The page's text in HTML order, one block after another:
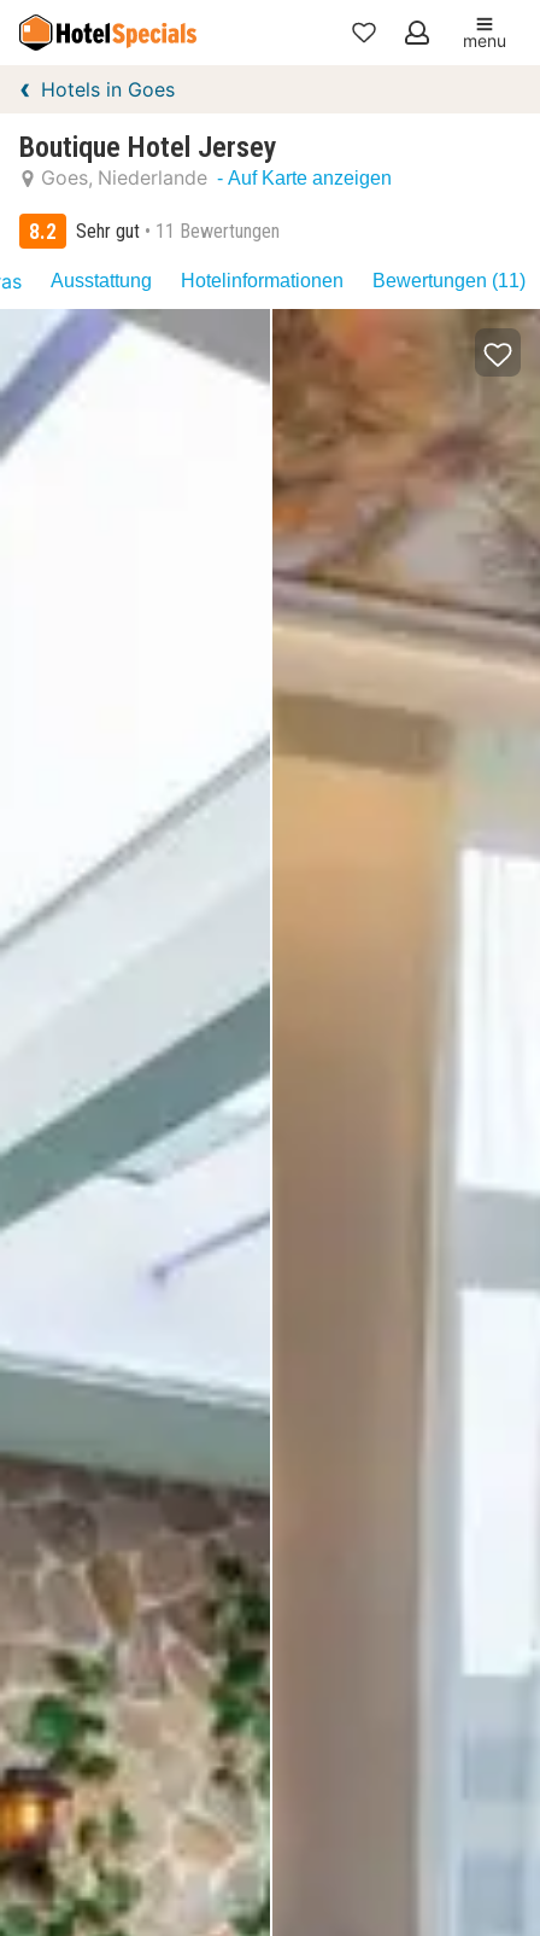
Meine
menu
Hotels in Goes
Boutique Hotel Jersey
Goes Niederlande - Auf Karte anzeigen
8.2 Sehr gut 11 Bewertungen
Ausstattung Hotelinformationen Bewertungen (11)